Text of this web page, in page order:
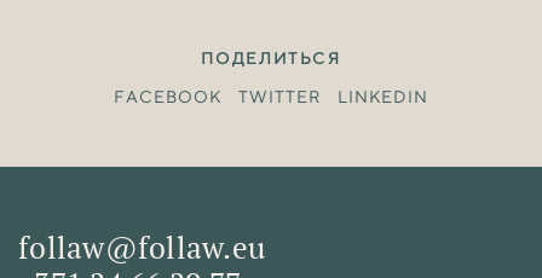
ПОДЕЛИТЬСЯ
FACEBOOK
TWITTER LINKEDIN
follaw@follaw.eu